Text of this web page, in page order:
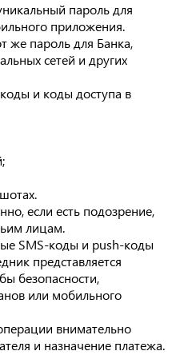
пароль для
приложения.
же пароль для Банка,
сетей и других
и коды доступа в
если есть подозрение,
лицам.
SMS-коды и push-коды
представляется
безопасности,
или мобильного
внимательно
и назначение платежа.